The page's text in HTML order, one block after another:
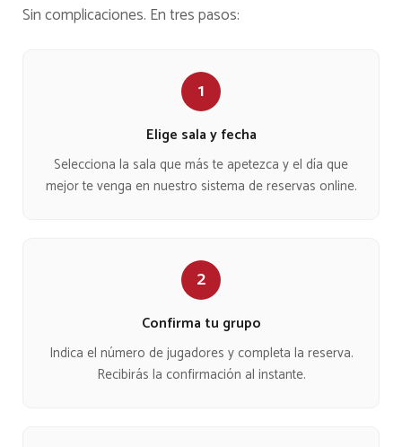
Sin complicaciones. En tres pasos:
1
Elige sala y fecha
Selecciona la sala que más te apetezca y el día que
mejor te venga en nuestro sistema de reservas online.
2
Confirma tu grupo
Indica el número de jugadores y completa la reserva.
Recibirás la confirmación al instante.